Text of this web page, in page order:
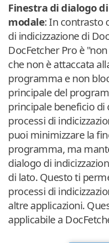
Finestra di dialogo
modale: In contrasto
di indicizzazione di
DocFetcher Pro è
che non è attaccata
programma e non
principale del
principale beneficio di
processi di
puoi minimizzare la
programma, ma
dialogo di
di lato. Questo ti
processi di
altre applicazioni.
applicabile a